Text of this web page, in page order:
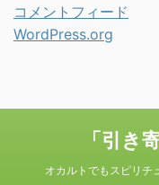
コメントフィード
WordPress.org
「引き
オカルトでもスピリチ